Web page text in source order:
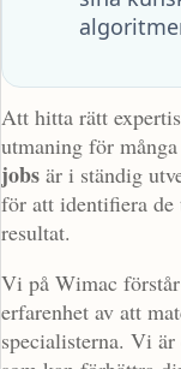
Att hitta rätt
utmaning för
jobs är i ständig
för att identifiera de
resultat.
Vi på Wimac
erfarenhet av att
specialisterna. Vi